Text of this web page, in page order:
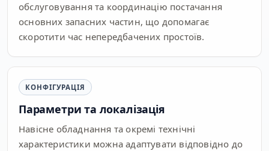
обслуговування та координацію постачання
основних запасних частин, що допомагає
скоротити час непередбачених простоїв.
КОНФІГУРАЦІЯ
Параметри та локалізація
Навісне обладнання та окремі технічні
характеристики можна адаптувати відповідно до